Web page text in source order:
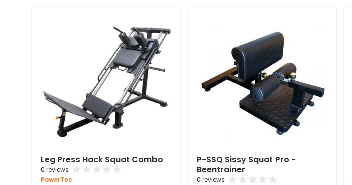
0 reviews
Leg Press Hack Squat Combo
PowerTec
0 reviews
P-SSQ Sissy Squat Pro -
Beentrainer